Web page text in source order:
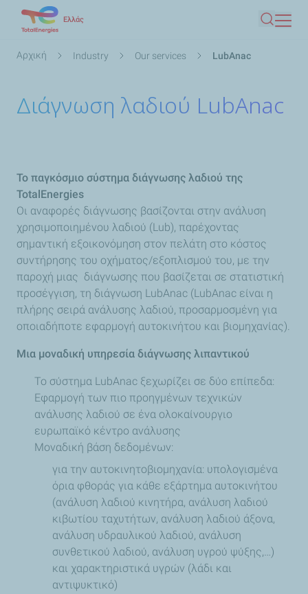
το
Ελλάς
Breadcrumb
Αρχική Industry Our services LubAnac
Διάγνωση λαδιού LubAnac
Το παγκόσμιο σύστημα διάγνωσης λαδιού της
TotalEnergies
Οι αναφορές διάγνωσης βασίζονται στην ανάλυση
χρησιμοποιημένου λαδιού (Lub), παρέχοντας
σημαντική εξοικονόμηση στον πελάτη στο κόστος
συντήρησης του οχήματος/εξοπλισμού του, με την
παροχή μιας διάγνωσης που βασίζεται σε στατιστική
προσέγγιση, τη διάγνωση LubAnac (LubAnac είναι η
πλήρης σειρά ανάλυσης λαδιού, προσαρμοσμένη για
οποιαδήποτε εφαρμογή αυτοκινήτου και βιομηχανίας).
Μια μοναδική υπηρεσία διάγνωσης λιπαντικού
Το σύστημα LubAnac ξεχωρίζει σε δύο επίπεδα:
Eφαρμογή των πιο προηγμένων τεχνικών
ανάλυσης λαδιού σε ένα ολοκαίνουργιο
ευρωπαϊκό κέντρο ανάλυσης
Mοναδική βάση δεδομένων:
για την αυτοκινητοβιομηχανία: υπολογισμένα
όρια φθοράς για κάθε εξάρτημα αυτοκινήτου
(ανάλυση λαδιού κινητήρα, ανάλυση λαδιού
κιβωτίου ταχυτήτων, ανάλυση λαδιού άξονα,
ανάλυση υδραυλικού λαδιού, ανάλυση
συνθετικού λαδιού, ανάλυση υγρού ψύξης,…)
και χαρακτηριστικά υγρών (λάδι και
αντιψυκτικό)